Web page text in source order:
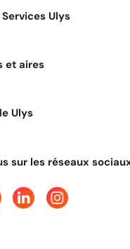
Ulys
et aires
Ulys
sur les réseaux